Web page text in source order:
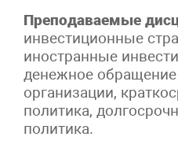
Преподаваемые
инвестиционные
иностранные
денежное
организации,
политика,
политика.